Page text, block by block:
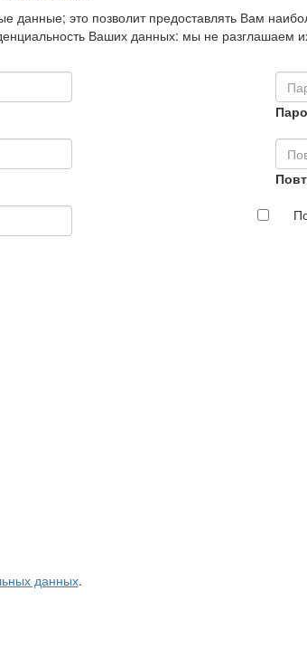
данные; это позволит предоставлять Вам
Ваших данных: мы не разглашаем
данных.